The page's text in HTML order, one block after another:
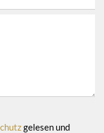
gelesen und